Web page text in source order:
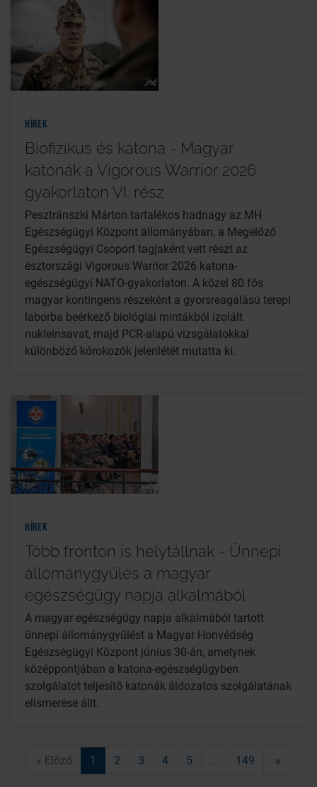
Hírek
Biofizikus és katona - Magyar
katonák a Vigorous Warrior 2026
gyakorlaton VI. rész
Pesztránszki Márton tartalékos hadnagy az MH
Egészségügyi Központ állományában, a Megelőző
Egészségügyi Csoport tagjaként vett részt az
észtországi Vigorous Warrior 2026 katona-
egészségügyi NATO-gyakorlaton. A közel 80 fős
magyar kontingens részeként a gyorsreagálású terepi
laborba beérkező biológiai mintákból izolált
nukleinsavat, majd PCR-alapú vizsgálatokkal
különböző kórokozók jelenlétét mutatta ki.
Hírek
Több fronton is helytállnak - Ünnepi
állománygyűlés a magyar
egészségügy napja alkalmából
A magyar egészségügy napja alkalmából tartott
ünnepi állománygyűlést a Magyar Honvédség
Egészségügyi Központ június 30-án, amelynek
középpontjában a katona-egészségügyben
szolgálatot teljesítő katonák áldozatos szolgálatának
elismerése állt.
« Előző 1 2 3 4 5 … 149 »